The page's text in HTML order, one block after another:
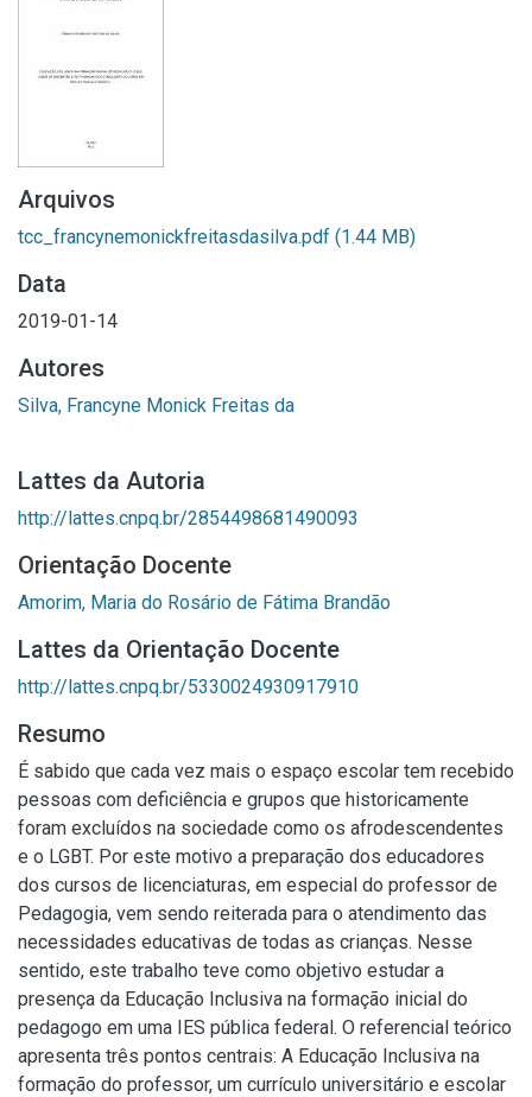
Arquivos
tcc_francynemonickfreitasdasilva.pdf (1.44 MB)
Data
2019-01-14
Autores
Silva, Francyne Monick Freitas da
Lattes da Autoria
http://lattes.cnpq.br/2854498681490093
Orientação Docente
Amorim, Maria do Rosário de Fátima Brandão
Lattes da Orientação Docente
http://lattes.cnpq.br/5330024930917910
Resumo
É sabido que cada vez mais o espaço escolar tem recebido
pessoas com deficiência e grupos que historicamente
foram excluídos na sociedade como os afrodescendentes
e o LGBT. Por este motivo a preparação dos educadores
dos cursos de licenciaturas, em especial do professor de
Pedagogia, vem sendo reiterada para o atendimento das
necessidades educativas de todas as crianças. Nesse
sentido, este trabalho teve como objetivo estudar a
presença da Educação Inclusiva na formação inicial do
pedagogo em uma IES pública federal. O referencial teórico
apresenta três pontos centrais: A Educação Inclusiva na
formação do professor, um currículo universitário e escolar